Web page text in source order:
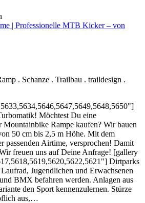
| Professionelle MTB Kicker – von
. Schanze . Trailbau . traildesign .
Möchtest Du eine
Rampe kaufen? Wir bauen
50 cm bis 2,5 m Höhe. Mit dem
passenden Airtime, versprochen! Damit
freuen uns auf Deine Anfrage! [gallery
Dirtparks
Jugendlichen und Erwachsenen
BMX befahren werden. Anlagen aus
den Sport kennenzulernen. Stürze
aus,…